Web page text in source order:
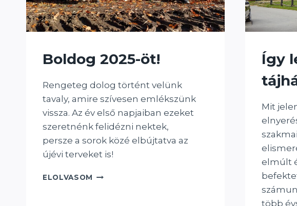
Boldog 2025-öt!
Rengeteg dolog történt velünk
tavaly, amire szívesen emlékszünk
vissza. Az év első napjaiban ezeket
szeretnénk felidézni nektek,
persze a sorok közé elbújtatva az
újévi terveket is!
ELOLVASOM BOLDOG
Így
Mit
elmúlt
több